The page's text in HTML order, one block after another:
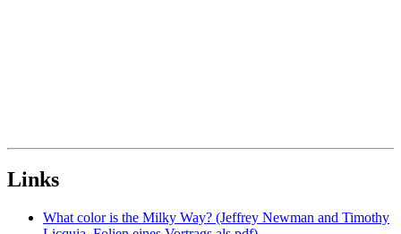
Links
What color is the Milky Way? (Jeffrey Newman and Timothy